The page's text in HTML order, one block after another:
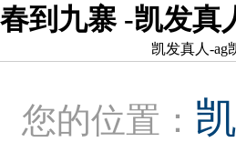
春到九寨 -凯发真
凯发真人-ag
您的位置：